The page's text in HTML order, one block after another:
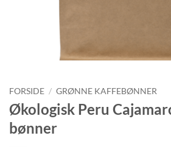
FORSIDE / GRØNNE KAFFEBØNNER
Økologisk Peru
bønner